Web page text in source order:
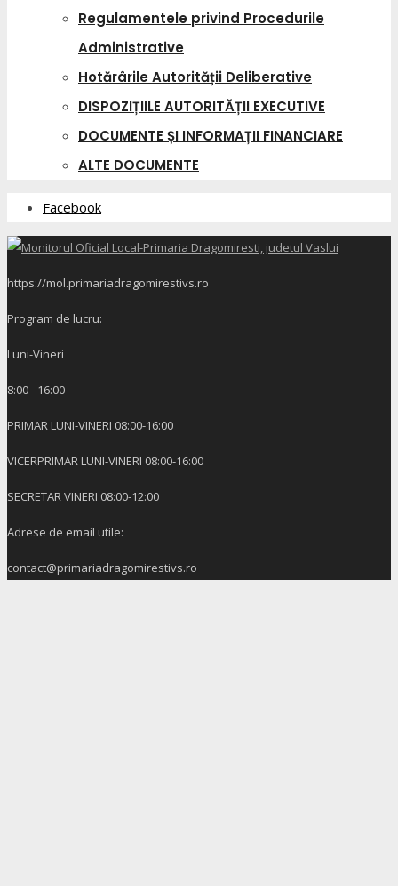
Regulamentele privind Procedurile
Administrative
Hotărârile Autorității Deliberative
DISPOZIȚIILE AUTORITĂȚII EXECUTIVE
DOCUMENTE ȘI INFORMAȚII FINANCIARE
ALTE DOCUMENTE
Facebook
https://mol.primariadragomirestivs.ro
Program de lucru:
Luni-Vineri
8:00 - 16:00
PRIMAR LUNI-VINERI 08:00-16:00
VICERPRIMAR LUNI-VINERI 08:00-16:00
SECRETAR VINERI 08:00-12:00
Adrese de email utile:
contact@primariadragomirestivs.ro